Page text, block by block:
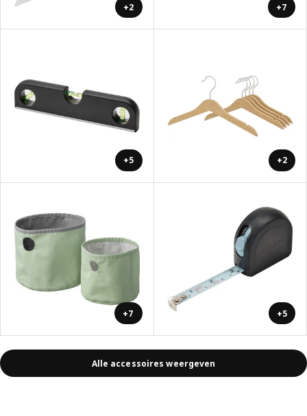
+2 +7
+5 +2
+7 +5
Alle accessoires weergeven